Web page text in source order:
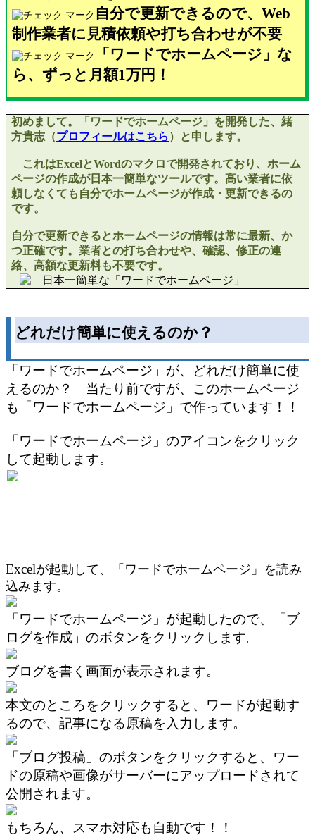
自分で更新できるので、Web
制作業者に見積依頼や打ち合わせが不要
「ワードでホームページ」な
ら、ずっと月額1万円！
初めまして。「ワードでホームページ」を開発した、緒
方貴志（プロフィールはこちら ）と申します。
これはExcelとWordのマクロで開発されており、ホーム
ページの作成が日本一簡単なツールです。高い業者に依
頼しなくても自分でホームページが作成・更新できるの
です。
自分で更新できるとホームページの情報は常に最新、か
つ正確です。業者との打ち合わせや、確認、修正の連
絡、高額な更新料も不要です。
どれだけ簡単に使えるのか？
「ワードでホームページ」が、どれだけ簡単に使
えるのか？ 当たり前ですが、このホームページ
も「ワードでホームページ」で作っています！！
「ワードでホームページ」のアイコンをクリック
して起動します。
Excelが起動して、「ワードでホームページ」を読み
込みます。
「ワードでホームページ」が起動したので、「ブ
ログを作成」のボタンをクリックします。
ブログを書く画面が表示されます。
本文のところをクリックすると、ワードが起動す
るので、記事になる原稿を入力します。
「ブログ投稿」のボタンをクリックすると、ワー
ドの原稿や画像がサーバーにアップロードされて
公開されます。
もちろん、スマホ対応も自動です！！